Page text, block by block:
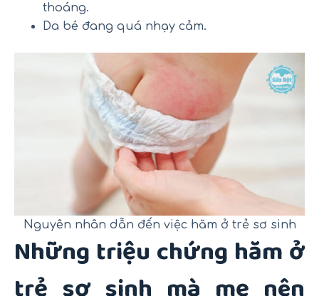
thoáng.
Da bé đang quá nhạy cảm.
Nguyên nhân dẫn đến việc hăm ở trẻ sơ sinh
Những triệu chứng hăm ở